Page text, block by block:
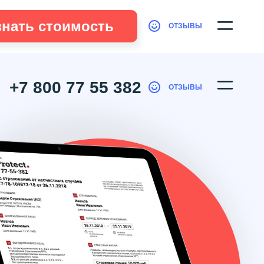
стоимость ОТЗЫВЫ
+7 800 77 55 382 ОТЗЫВЫ